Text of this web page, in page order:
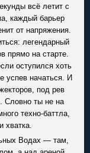
всё летит с
каждый барьер
от напряжения.
легендарный
прямо на старте.
оступился хоть
успев начаться. И
под рев
Словно ты не на
техно-баттла,
хватка.
Водах — там,